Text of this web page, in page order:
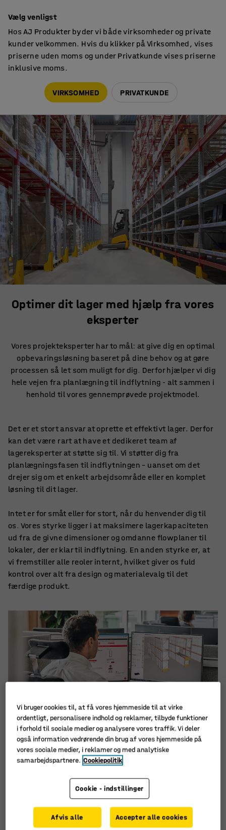
TIPS & TRENDS
Optimer dit lager med hjælp fra vores
eksperter
Vores projekteksperter har to mål: at give dig en optimal
opbevaringsløsning baseret på dine behov og at gøre
processen så let som muligt for dig. Derfor hjælper vi dig
hele vejen fra planlægning til indflytning - alt sammen i
henhold til vores gennemprøvede projektmodel.
Det er et stort ansvar at oprette et effektivt lager. Derfor
kan det være rart at have et dedikeret team af
lagereksperter at støtte sig til. Vi støtter dig fra
planlægningsfasen til indflytningen – uanset om det
drejer sig om et enkelt arbejdsområde eller en komplet
løsning til dit lager.
Intet er for småt eller for stort, når du henvender dig til
os. Vores styrke ligger i at maksimere lagerkapaciteten
ud fra de givne dimensioner og omdanne flowplaner til
lokaler, der er klar til indflytning. En anden styrke er, at
vi fremstiller alle reoler internt, hvilket giver os fuld
kontrol over alt fra design og materialevalg til det
færdige produkt.
Efter et besøg på stedet foretager vi en grundig analyse
af forholdene og jeres ønsker. Hvilken varemængde og
omsætningshastighed skal vi tage hensyn til? Hvor
Vælg venligst
Hos AJ Produkter byder vi både virksomheder og private
kunder velkommen. Hvis du klikker på Virksomhed, vises
priserne uden moms og under Privatkunde vises priserne
inklusive moms.
VIRKSOMHED PRIVATKUNDE
Vi bruger cookies til, at få vores hjemmeside til at virke
ordentligt, personalisere indhold og reklamer, tilbyde funktioner
i forhold til sociale medier og analysere vores traffik. Vi deler
også information vedrørende din brug af vores hjemmeside på
vores sociale medier, i reklamer og med analytiske
samarbejdspartnere. Cookiepolitik
Cookie - indstillinger
Afvis alle Accepter alle cookies